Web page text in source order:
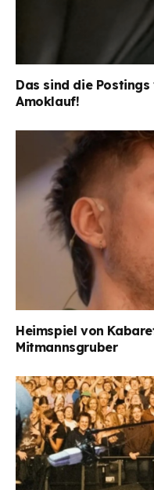
Das sind die
Amoklauf!
Heimspiel von
Mitmannsgruber